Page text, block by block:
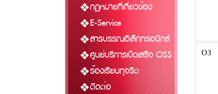
กฎหมายที่เกี่ยวข้อง
E-Service
สารบรรณอิเล็กทรอนิกส์
ศูนย์บริการเบ็ดเสร็จ OSS
ร้องเรียนทุจริต
ติดต่อ
O3